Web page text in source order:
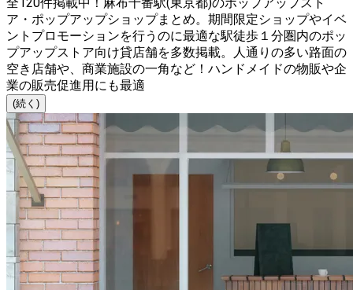
ア・ポップアップショップまとめ。期間限定ショップやイベ
ントプロモーションを行うのに最適な駅徒歩１分圏内のポッ
プアップストア向け貸店舗を多数掲載。人通りの多い路面の
空き店舗や、商業施設の一角など！ハンドメイドの物販や企
業の販売促進用にも最適
(続く)